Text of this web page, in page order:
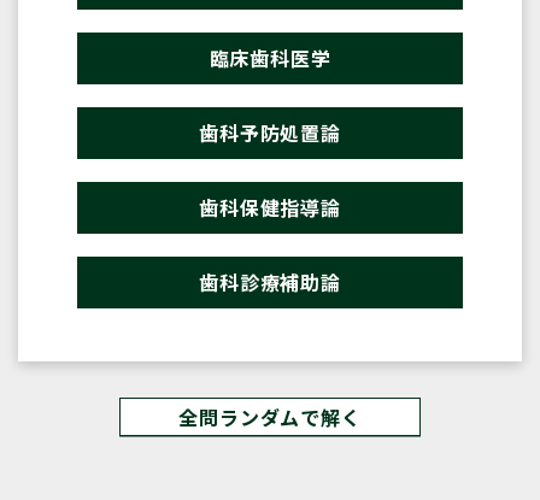
臨床歯科医学
歯科予防処置論
歯科保健指導論
歯科診療補助論
全問ランダムで解く